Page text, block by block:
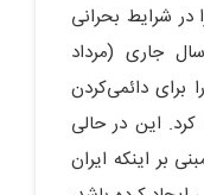
در شرایط بحرانی
جاری (مرداد
برای دائمی‌کردن
کرد. این در حالی
است که هیچ مدرک اثبات‌شده ‌ای مبنی‎ بر اینکه ایران